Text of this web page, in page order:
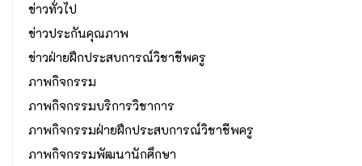
ข่าวทั่วไป
ข่าวประกันคุณภาพ
ข่าวฝ่ายฝึกประสบการณ์วิชาชีพครู
ภาพกิจกรรม
ภาพกิจกรรมบริการวิชาการ
ภาพกิจกรรมฝ่ายฝึกประสบการณ์วิชาชีพครู
ภาพกิจกรรมพัฒนานักศึกษา